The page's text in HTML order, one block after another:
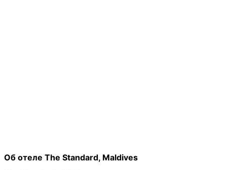
Об отеле The Standard, Maldives